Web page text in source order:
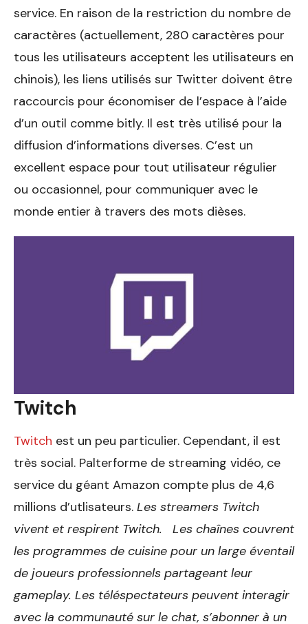
service. En raison de la restriction du nombre de
caractères (actuellement, 280 caractères pour
tous les utilisateurs acceptent les utilisateurs en
chinois), les liens utilisés sur Twitter doivent être
raccourcis pour économiser de l’espace à l’aide
d’un outil comme bitly. Il est très utilisé pour la
diffusion d’informations diverses. C’est un
excellent espace pour tout utilisateur régulier
ou occasionnel, pour communiquer avec le
monde entier à travers des mots dièses.
Twitch
Twitch est un peu particulier. Cependant, il est
très social. Palterforme de streaming vidéo, ce
service du géant Amazon compte plus de 4,6
millions d’utlisateurs. Les streamers Twitch
vivent et respirent Twitch. Les chaînes couvrent
les programmes de cuisine pour un large éventail
de joueurs professionnels partageant leur
gameplay. Les téléspectateurs peuvent interagir
avec la communauté sur le chat, s’abonner à un